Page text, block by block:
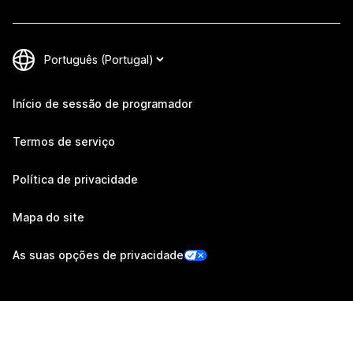
Início de sessão de programador
Termos de serviço
Política de privacidade
Mapa do site
As suas opções de privacidade